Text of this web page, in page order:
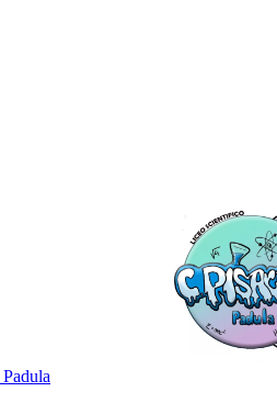
Padula